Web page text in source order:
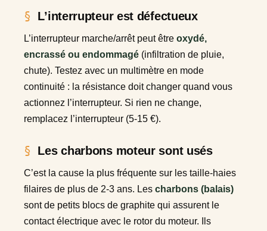
L’interrupteur est défectueux
L’interrupteur marche/arrêt peut être oxydé,
encrassé ou endommagé (infiltration de pluie,
chute). Testez avec un multimètre en mode
continuité : la résistance doit changer quand vous
actionnez l’interrupteur. Si rien ne change,
remplacez l’interrupteur (5-15 €).
Les charbons moteur sont usés
C’est la cause la plus fréquente sur les taille-haies
filaires de plus de 2-3 ans. Les charbons (balais)
sont de petits blocs de graphite qui assurent le
contact électrique avec le rotor du moteur. Ils